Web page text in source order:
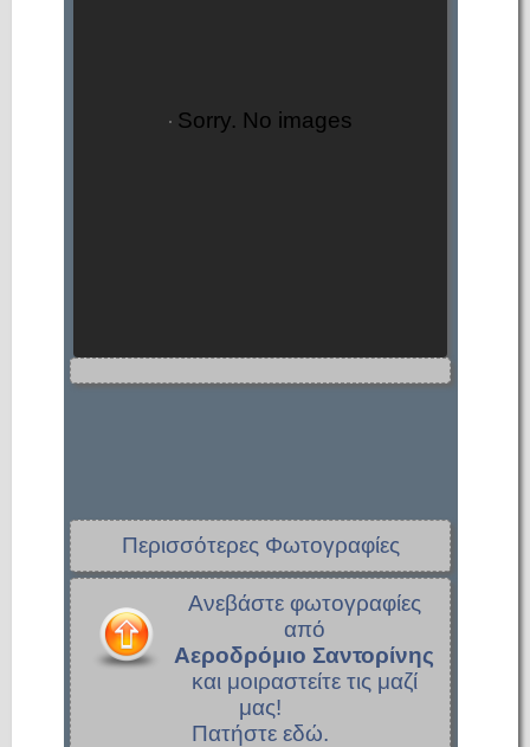
Sorry. No images
Περισσότερες Φωτογραφίες
Ανεβάστε φωτογραφίες
από
Αεροδρόμιο Σαντορίνης
και μοιραστείτε τις μαζί
μας!
Πατήστε εδώ.